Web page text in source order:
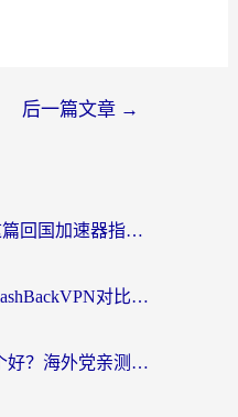
后一篇文章 →
美国看世界杯总卡？这篇回国加速器指南帮你无缝刷国内资源（附苹果手机VPN设置步骤）
穿梭VPN好用吗？和FlashBackVPN对比哪个回国效果更好？
Quickback和小黑牛哪个好？海外党亲测指南，选对回国加速器秒回国内